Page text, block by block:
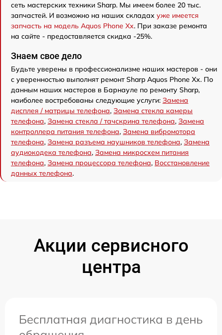
сеть мастерских техники Sharp. Мы имеем более 20 тыс.
запчастей. И возможно на наших складах уже имеется
запчасть на модель Aquos Phone Xx. При заказе ремонта
на сайте - предоставляется скидка -25%.
Знаем свое дело
Будьте уверены в профессионализме наших мастеров - они
с уверенностью выполнят ремонт Sharp Aquos Phone Xx. По
данным наших мастеров в Барнауле по ремонту Sharp,
наиболее востребованы следующие услуги: Замена
дисплея / матрицы телефона, Замена стекла камеры
телефона, Замена стекла / тачскрина телефона, Замена
контроллера питания телефона, Замена вибромотора
телефона, Замена разъема наушников телефона, Замена
аудиокодека телефона, Замена микросхем питания
телефона, Замена процессора телефона, Восстановление
данных телефона.
Акции сервисного
центра
Бесплатная диагностика в день